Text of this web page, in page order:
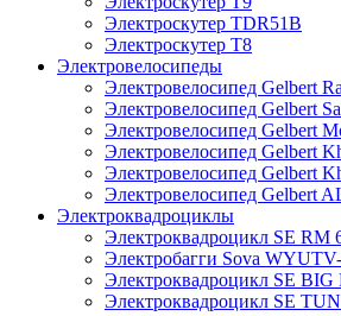
Электроскутер TDR51B
Электроскутер T8
Электровелосипеды
Электровелосипед Gelbert
Электровелосипед Gelbert
Электровелосипед Gelbert
Электровелосипед Gelbert
Электровелосипед Gelbert
Электровелосипед Gelbert
Электроквадроциклы
Электроквадроцикл SE RM
Электробагги Sova
Электроквадроцикл SE
Электроквадроцикл SE